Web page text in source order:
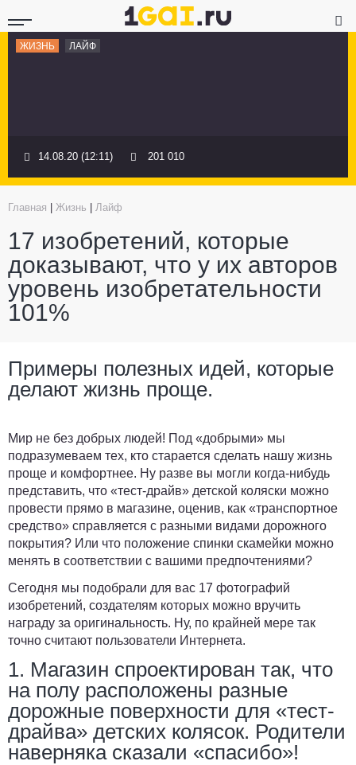
ЖИЗНЬ ЛАЙФ
14.08.20 (12:11) 201 010
Главная Жизнь Лайф
17 изобретений, которые
доказывают, что у их авторов
уровень изобретательности
101%
Примеры полезных идей, которые
делают жизнь проще.
Мир не без добрых людей! Под «добрыми» мы
подразумеваем тех, кто старается сделать нашу жизнь
проще и комфортнее. Ну разве вы могли когда-нибудь
представить, что «тест-драйв» детской коляски можно
провести прямо в магазине, оценив, как «транспортное
средство» справляется с разными видами дорожного
покрытия? Или что положение спинки скамейки можно
менять в соответствии с вашими предпочтениями?
Сегодня мы подобрали для вас 17 фотографий
изобретений, создателям которых можно вручить
награду за оригинальность. Ну, по крайней мере так
точно считают пользователи Интернета.
1. Магазин спроектирован так, что
на полу расположены разные
дорожные поверхности для «тест-
драйва» детских колясок. Родители
наверняка сказали «спасибо»!